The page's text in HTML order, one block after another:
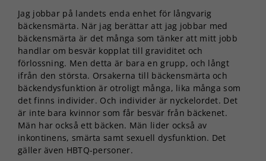
Jag jobbar på landets enda enhet för långvarig
bäckensmärta. När jag berättar att jag jobbar med
bäckensmärta är det många som tänker att mitt jobb
handlar om besvär kopplat till graviditet och
förlossning. Men detta är bara en grupp, och långt
ifrån den största. Orsakerna till bäckensmärta och
bäckendysfunktion är otroligt många, lika många som
det finns individer. Och individer är nyckelordet. Det
är inte bara kvinnor som får besvär från bäckenet.
Män har också ett bäcken. Män lider också av
inkontinens, smärta samt sexuell dysfunktion. Det
gäller även HBTQ-personer.